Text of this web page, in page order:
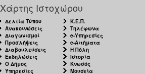
Χάρτης Ιστοχώρου
Δελτία Τύπου
Ανακοινώσεις
Διαγωνισμοί
Προσλήψεις
Διαβουλεύσεις
Εκδηλώσεις
Ο Δήμος
Υπηρεσίες
Κ.Ε.Π.
Τηλέφωνα
e-Υπηρεσίες
e-Αιτήματα
Η Πόλη
Ιστορία
Κνωσός
Μουσεία